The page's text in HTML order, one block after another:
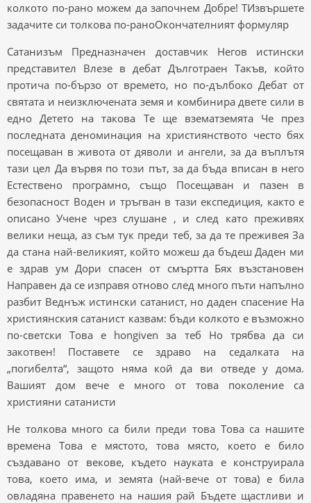
колкото по-рано можем да започнем Добре! TИзвършете
задачите си толкова по-раноОкончателният формуляр
Сатанизъм Предназначен доставчик Негов истински
представител Влезе в дебат Дълготраен Такъв, който
протича по-бързо от времето, но по-дълбоко Дебат от
святата и неизключената земя и комбинира двете сили в
едно Детето на такова Те ще взематземята Че през
последната деноминация на християнството често бях
посещаван в живота от дяволи и ангели, за да въплътя
тази цел Да вървя по този път, за да бъда вписан в него
Естествено програмно, също Посещаван и пазен в
безопасност Воден и тръгван в тази експедиция, както е
описано Учене чрез слушане , и след като преживях
велики неща, аз съм тук преди теб, за да те преживея За
да стана най-великият, който можеш да бъдеш Даден ми
е здрав ум Дори спасен от смъртта Бях възстановен
Направен да се изправя отново след много пъти напълно
разбит Веднъж истински сатанист, но даден спасение На
християнския сатанист казвам: бъди колкото е възможно
по-светски Това е hongiven за теб Но трябва да си
закотвен! Поставете се здраво на седалката на
„погибелта“, защото няма кой да ви отведе у дома.
Вашият дом вече е много от това поколение са
християни сатанисти
Не толкова много са били преди това Това са нашите
времена Това е мястото, това място, което е било
създавано от векове, където науката е конструирала
това, което има, и земята (най-вече от това) е била
овладяна правенето на нашия рай Бъдете щастливи и